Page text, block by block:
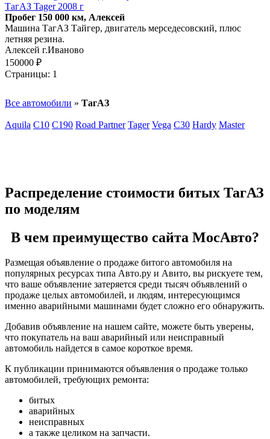
ТагАЗ Tager 2008 г
Пробег 150 000 км, Алексей
Машина ТагАЗ Тайгер, двигатель мерседесовский, плюс
летняя резина.
Алексей г.Иваново
150000 ₽
Страницы: 1
Все автомобили » ТагАЗ
Aquila C10 C190 Road Partner Tager Vega C30 Hardy Master
Распределение стоимости битых ТагАЗ
по моделям
В чем преимущество сайта МосАвто?
Размещая объявление о продаже битого автомобиля на
популярных ресурсах типа Авто.ру и Авито, вы рискуете тем,
что ваше объявление затеряется среди тысяч объявлений о
продаже целых автомобилей, и людям, интересующимся
именно аварийными машинами будет сложно его обнаружить.
Добавив объявление на нашем сайте, можете быть уверены,
что покупатель на ваш аварийный или неисправный
автомобиль найдется в самое короткое время.
К публикации принимаются объявления о продаже только
автомобилей, требующих ремонта:
битых
аварийных
неисправных
а также целиком на запчасти.